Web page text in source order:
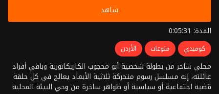
شاهد
المدة: 0:05:31
كوميدي منوعات الأردن
محلي ساخر من بطولة شخصية أبو محجوب الكاريكاتورية وباقي أفراد
عائلته، إنه مسلسل رسوم متحركة ثلاثية الأبعاد يعالج في كل حلقة
قضية اجتماعية أو سياسية أو ظواهر ساخرة من وحي البيئة المحلية